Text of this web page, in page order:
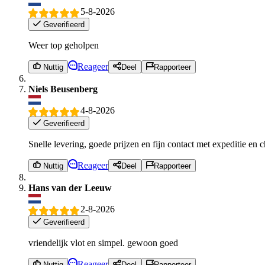
5-8-2026
Geverifieerd
Weer top geholpen
Nuttig Reageer Deel Rapporteer
Niels Beusenberg
4-8-2026
Geverifieerd
Snelle levering, goede prijzen en fijn contact met expeditie en
Nuttig Reageer Deel Rapporteer
Hans van der Leeuw
2-8-2026
Geverifieerd
vriendelijk vlot en simpel. gewoon goed